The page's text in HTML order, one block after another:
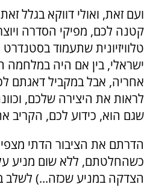
ועם זאת, ואולי דווקא בגלל
קטנה לכם, מפיקי הסדרה
טלוויזיונית שתעמוד
ישראלי, בין אם היה במלחמה
אחריה, אבל במקביל דאגתם
לראות את היצירה שלכם,
שגם הוא, כידוע לכם, הקריב
הדרתם את הציבור הדתי
כשהחלטתם, ללא שום מניע
הצדקה במניע שכזה...) לשלב